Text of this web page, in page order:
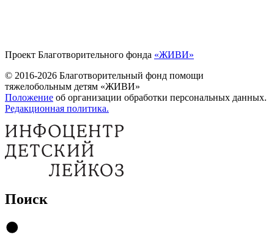
Проект Благотворительного фонда «ЖИВИ»
© 2016-2026 Благотворительный фонд помощи
тяжелобольным детям «ЖИВИ»
Положение об организации обработки персональных данных.
Редакционная политика.
Поиск